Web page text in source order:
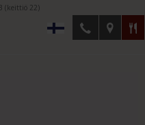
(keittiö 22)